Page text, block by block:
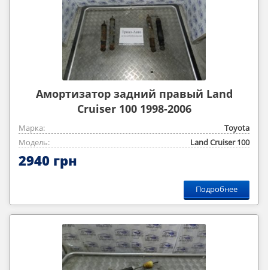
Амортизатор задний правый Land
Cruiser 100 1998-2006
Марка:
Toyota
Модель:
Land Cruiser 100
2940 грн
Подробнее